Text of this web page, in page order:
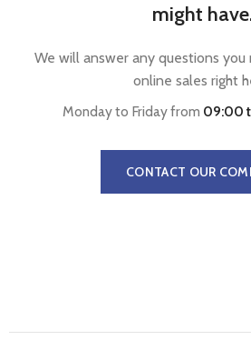
might
We will answer any questions you
online sales right
Monday to Friday from 09:00
CONTACT OUR